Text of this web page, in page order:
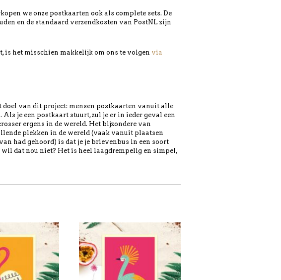
we onze postkaarten ook als complete sets. De
en de standaard verzendkosten van PostNL zijn
is het misschien makkelijk om ons te volgen via
doel van dit project: mensen postkaarten vanuit alle
je een postkaart stuurt, zul je er in ieder geval een
ergens in de wereld. Het bijzondere van
plekken in de wereld (vaak vanuit plaatsen
had gehoord) is dat je je brievenbus in een soort
wil dat nou niet? Het is heel laagdrempelig en simpel,